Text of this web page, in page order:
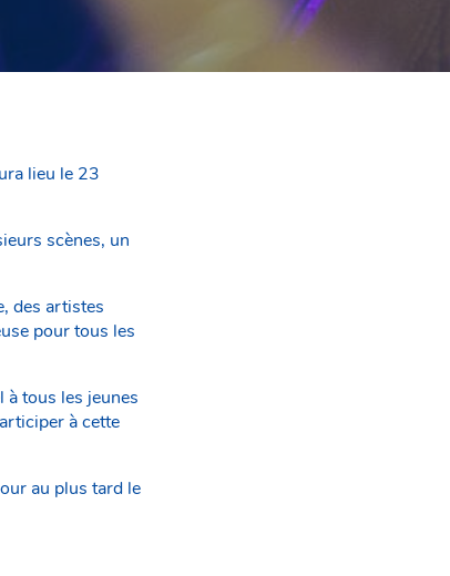
lieu le 23
scènes, un
des artistes
pour tous les
à tous les jeunes
à cette
au plus tard le